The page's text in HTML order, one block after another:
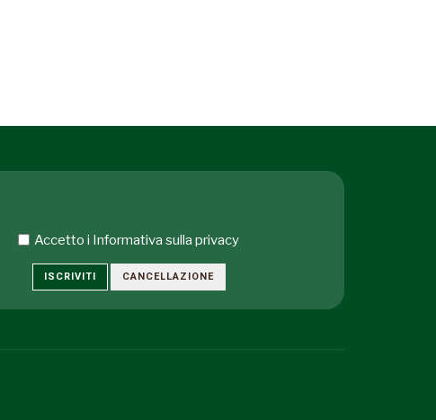
Accetto i Informativa sulla privacy
ISCRIVITI CANCELLAZIONE